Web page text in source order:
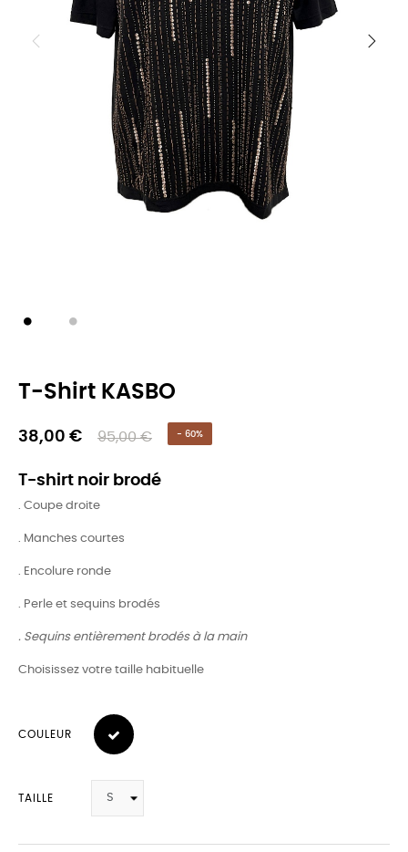
T-Shirt KASBO
38,00 € 95,00 € - 60%
T-shirt noir brodé
. Coupe droite
. Manches courtes
. Encolure ronde
. Perle et sequins brodés
. Sequins entièrement brodés à la main
Choisissez votre taille habituelle
COULEUR
TAILLE